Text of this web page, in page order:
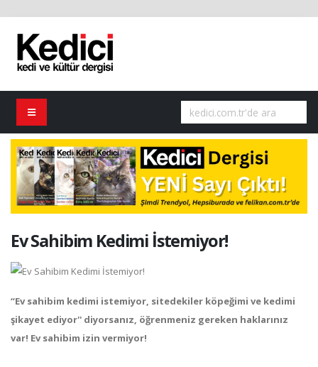
Ev Sahibim Kedimi İstemiyor!
“Ev sahibim kedimi istemiyor, sitedekiler köpeğimi ve kedimi
şikayet ediyor'' diyorsanız, öğrenmeniz gereken haklarınız
var! Ev sahibim izin vermiyor!